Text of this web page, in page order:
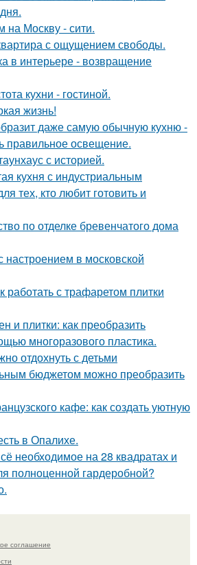
на Москву - сити.
с ощущением свободы.
в интерьере - возвращение
кухни - гостиной.
жизнь!
даже самую обычную кухню -
правильное освещение.
с историей.
кухня с индустриальным
тех, кто любит готовить и
по отделке бревенчатого дома
настроением в московской
работать с трафаретом плитки
и плитки: как преобразить
многоразового пластика.
отдохнуть с детьми
бюджетом можно преобразить
кафе: как создать уютную
в Опалихе.
необходимое на 28 квадратах и
полноценной гардеробной?
соглашение